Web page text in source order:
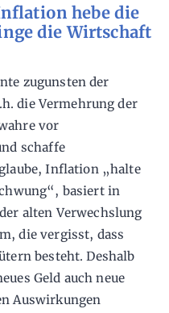
hebe die
die Wirtschaft
zugunsten der
die Vermehrung der
vor
schaffe
Inflation „halte
basiert in
alten Verwechslung
die vergisst, dass
besteht. Deshalb
Geld auch neue
Auswirkungen